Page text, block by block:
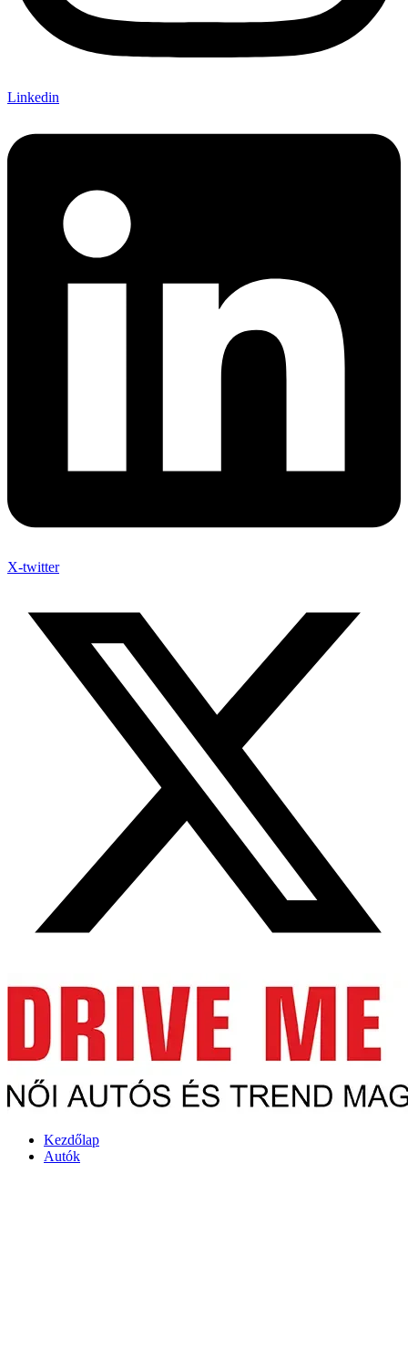
Linkedin
X-twitter
Kezdőlap
Autók